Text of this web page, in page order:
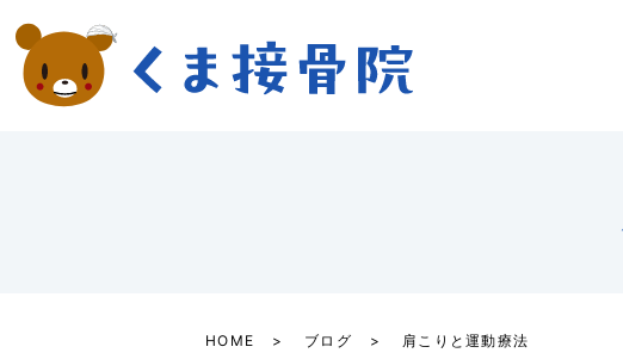
HOME ブログ 肩こりと運動療法